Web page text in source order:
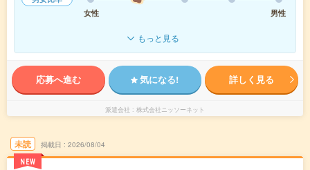
女性
男性
もっと見る
応募へ進む 気になる! 詳しく見る
派遣会社 株式会社ニッソーネット
未読
NEW
掲載日 2026/08/04